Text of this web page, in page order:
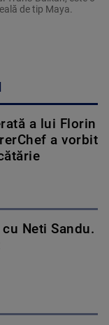
de tip Maya.
a lui Florin
a vorbit
Neti Sandu.